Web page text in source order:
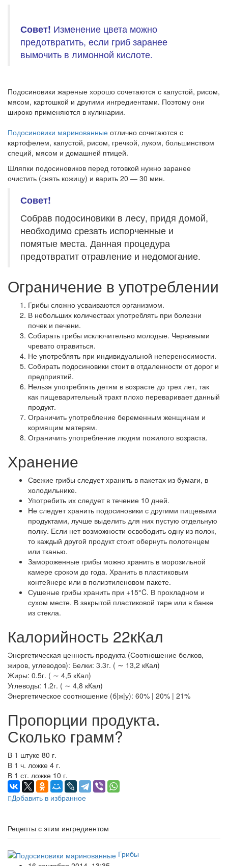
Совет! Изменение цвета можно
предотвратить, если гриб заранее
вымочить в лимонной кислоте.
Подосиновики жареные хорошо сочетаются с капустой, рисом,
мясом, картошкой и другими ингредиентами. Поэтому они
широко применяются в кулинарии.
Подосиновики маринованные отлично сочетаются с
картофелем, капустой, рисом, гречкой, луком, большинством
специй, мясом и домашней птицей.
Шляпки подосиновиков перед готовкой нужно заранее
очистить (снять кожицу) и варить 20 — 30 мин.
Совет!
Собрав подосиновики в лесу, придя домой,
необходимо срезать испорченные и
помятые места. Данная процедура
предотвратит отравление и недомогание.
Ограничение в употреблении
Грибы сложно усваиваются организмом.
В небольших количествах употреблять при болезни
почек и печени.
Собирать грибы исключительно молодые. Червивыми
чревато отравиться.
Не употреблять при индивидуальной непереносимости.
Собирать подосиновики стоит в отдаленности от дорог и
предприятий.
Нельзя употреблять детям в возрасте до трех лет, так
как пищеварительный тракт плохо переваривает данный
продукт.
Ограничить употребление беременным женщинам и
кормящим матерям.
Ограничить употребление людям пожилого возраста.
Хранение
Свежие грибы следует хранить в пакетах из бумаги, в
холодильнике.
Употребить их следует в течение 10 дней.
Не следует хранить подосиновики с другими пищевыми
продуктами, лучше выделить для них пустую отдельную
полку. Если нет возможности освободить одну из полок,
то каждый другой продукт стоит обернуть полотенцем
или тканью.
Замороженные грибы можно хранить в морозильной
камере сроком до года. Хранить в пластиковым
контейнере или в полиэтиленовом пакете.
Сушеные грибы хранить при +15°C. В прохладном и
сухом месте. В закрытой пластиковой таре или в банке
из стекла.
Калорийность 22кКал
Энергетическая ценность продукта (Соотношение белков,
жиров, углеводов): Белки: 3.3г. ( ∼ 13,2 кКал)
Жиры: 0.5г. ( ∼ 4,5 кКал)
Углеводы: 1.2г. ( ∼ 4,8 кКал)
Энергетическое соотношение (б|ж|у): 60% | 20% | 21%
Пропорции продукта.
Сколько грамм?
В 1 штуке 80 г.
В 1 ч. ложке 4 г.
В 1 ст. ложке 10 г.
Добавить в избранное
Рецепты с этим ингредиентом
Грибы